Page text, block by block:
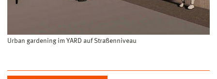
Urban gardening im YARD auf Straßenniveau